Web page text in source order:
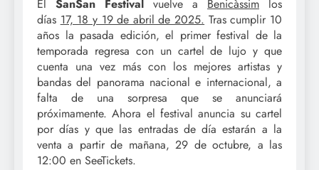
El SanSan Festival vuelve a Benicàssim los
días 17, 18 y 19 de abril de 2025. Tras cumplir 10
años la pasada edición, el primer festival de la
temporada regresa con un cartel de lujo y que
cuenta una vez más con los mejores artistas y
bandas del panorama nacional e internacional, a
falta de una sorpresa que se anunciará
próximamente. Ahora el festival anuncia su cartel
por días y que las entradas de día estarán a la
venta a partir de mañana, 29 de octubre, a las
12:00 en SeeTickets.